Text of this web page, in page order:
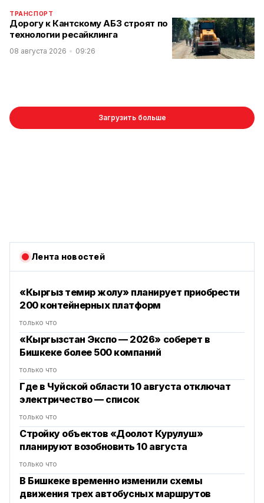
ТРАНСПОРТ
Дорогу к Кантскому АБЗ строят по
технологии ресайклинга
08 августа 2026 09:26
Загрузить больше
Лента новостей
«Кыргыз темир жолу» планирует приобрести
200 контейнерных платформ
только что
«Кыргызстан Экспо — 2026» соберет в
Бишкеке более 500 компаний
только что
Где в Чуйской области 10 августа отключат
электричество — список
только что
Стройку объектов «Доолот Курулуш»
планируют возобновить 10 августа
только что
В Бишкеке временно изменили схемы
движения трех автобусных маршрутов